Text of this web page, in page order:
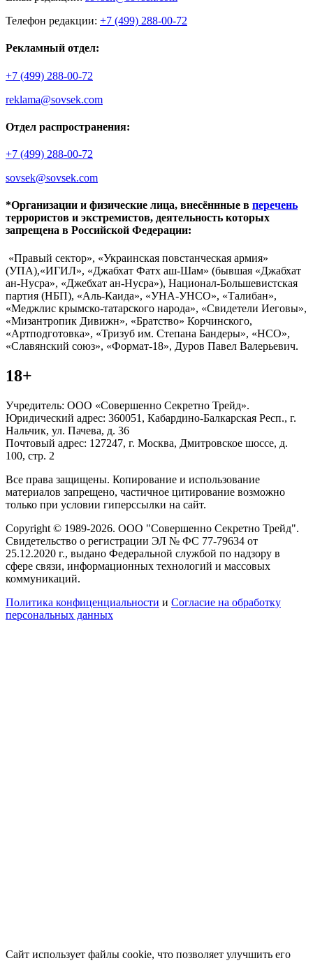
Телефон редакции: +7 (499) 288-00-72
Рекламный отдел:
+7 (499) 288-00-72
reklama@sovsek.com
Отдел распространения:
+7 (499) 288-00-72
sovsek@sovsek.com
*Организации и физические лица, внесённные в перечень
террористов и экстремистов, деятельность которых
запрещена в Российской Федерации:
«Правый сектор», «Украинская повстанческая армия»
(УПА),«ИГИЛ», «Джабхат Фатх аш-Шам» (бывшая «Джабхат
ан-Нусра», «Джебхат ан-Нусра»), Национал-Большевистская
партия (НБП), «Аль-Каида», «УНА-УНСО», «Талибан»,
«Меджлис крымско-татарского народа», «Свидетели Иеговы»,
«Мизантропик Дивижн», «Братство» Корчинского,
«Артподготовка», «Тризуб им. Степана Бандеры», «НСО»,
«Славянский союз», «Формат-18», Дуров Павел Валерьевич.
18+
Учредитель: ООО «Совершенно Секретно Трейд».
Юридический адрес: 360051, Кабардино-Балкарская Респ., г.
Нальчик, ул. Пачева, д. 36
Почтовый адрес: 127247, г. Москва, Дмитровское шоссе, д.
100, стр. 2
Все права защищены. Копирование и использование
материалов запрещено, частичное цитирование возможно
только при условии гиперссылки на сайт.
Copyright © 1989-2026. ООО "Совершенно Секретно Трейд".
Свидетельство о регистрации ЭЛ № ФС 77-79634 от
25.12.2020 г., выдано Федеральной службой по надзору в
сфере связи, информационных технологий и массовых
коммуникаций.
Политика конфиценциальности и Согласие на обработку
персональных данных
Сайт использует файлы cookie, что позволяет улучшить его